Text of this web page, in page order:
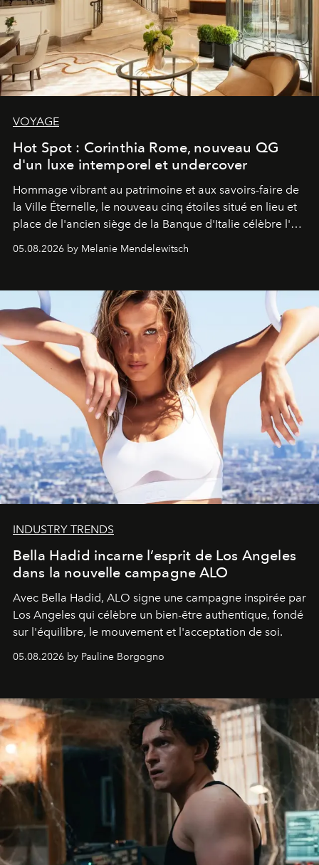
VOYAGE
Hot Spot : Corinthia Rome, nouveau QG
d'un luxe intemporel et undercover
Hommage vibrant au patrimoine et aux savoirs-faire de
la Ville Éternelle, le nouveau cinq étoiles situé en lieu et
place de l'ancien siège de la Banque d'Italie célèbre l'art
de vivre Romain dans toute son élégance intemporelle.
05.08.2026 by Melanie Mendelewitsch
INDUSTRY TRENDS
Bella Hadid incarne l’esprit de Los Angeles
dans la nouvelle campagne ALO
Avec Bella Hadid, ALO signe une campagne inspirée par
Los Angeles qui célèbre un bien-être authentique, fondé
sur l'équilibre, le mouvement et l'acceptation de soi.
05.08.2026 by Pauline Borgogno